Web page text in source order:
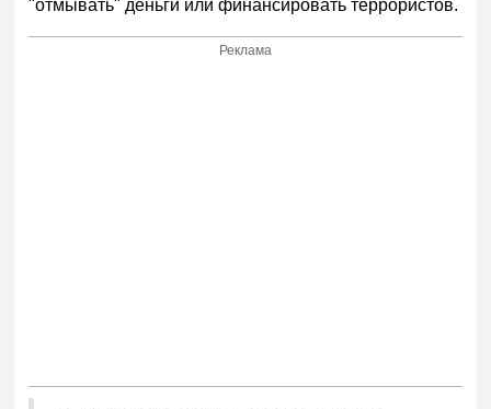
"отмывать" деньги или финансировать террористов.
Реклама